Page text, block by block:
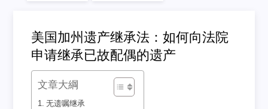
美国加州遗产继承法：如何向法院
申请继承已故配偶的遗产
文章大綱
无遗嘱继承